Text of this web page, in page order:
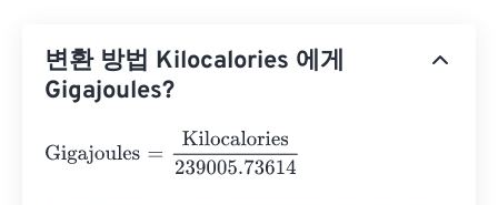
변환 방법 Kilocalories 에게
Gigajoules?
Gigajoules Kilocalories239005.73614